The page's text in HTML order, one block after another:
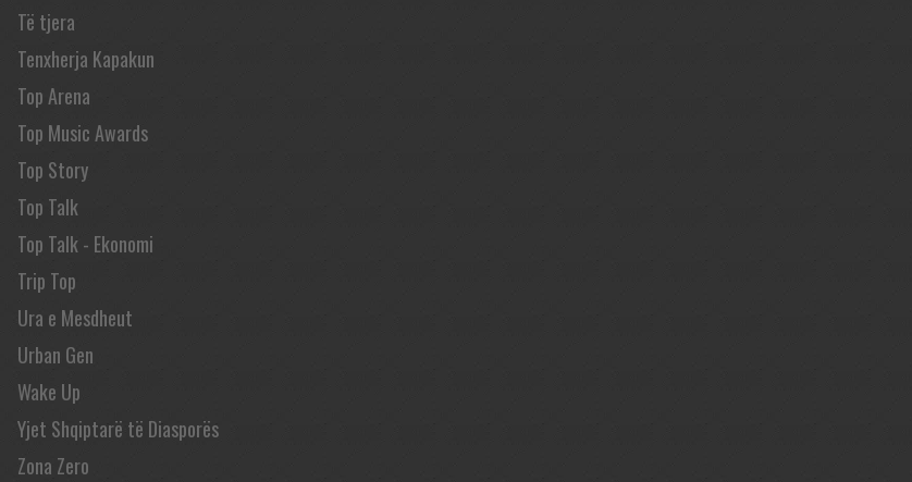
Të tjera
Tenxherja Kapakun
Top Arena
Top Music Awards
Top Story
Top Talk
Top Talk - Ekonomi
Trip Top
Ura e Mesdheut
Urban Gen
Wake Up
Yjet Shqiptarë të Diasporës
Zona Zero